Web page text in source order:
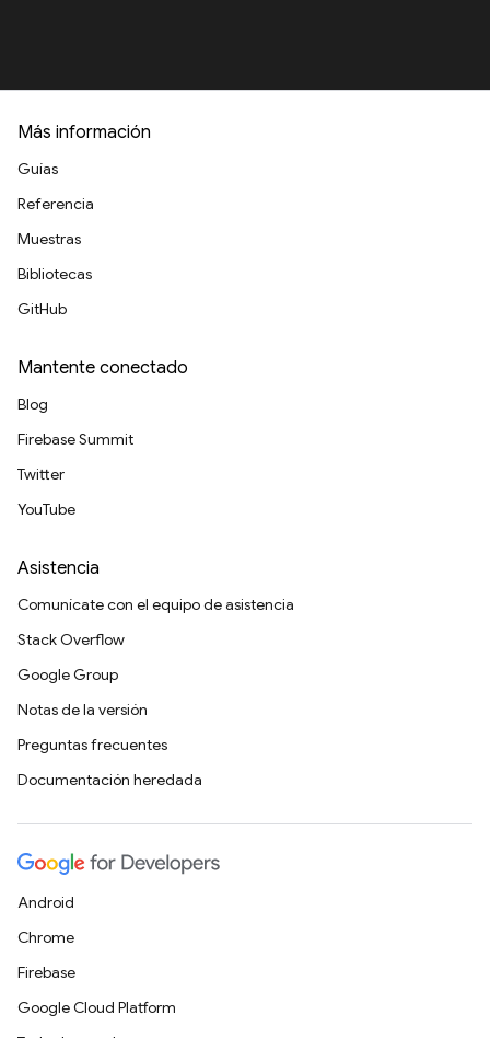
Más información
Guías
Referencia
Muestras
Bibliotecas
GitHub
Mantente conectado
Blog
Firebase Summit
Twitter
YouTube
Asistencia
Comunícate con el equipo de asistencia
Stack Overflow
Google Group
Notas de la versión
Preguntas frecuentes
Documentación heredada
Android
Chrome
Firebase
Google Cloud Platform